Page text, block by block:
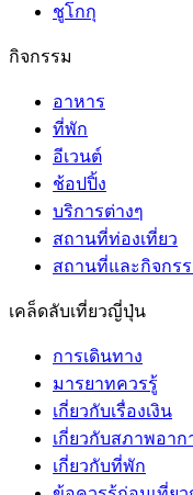
ชูโกกุ
กิจกรรม
อาหาร
ที่พัก
อีเวนต์
ช้อปปิ้ง
บริการต่างๆ
สถานที่ท่องเที่ยว
สถานที่และกิจกร
เคล็ดลับเที่ยวญี่ปุ่น
การเดินทาง
มารยาทควรรู้
เกี่ยวกับเรื่องเงิน
เกี่ยวกับสภาพอาก
เกี่ยวกับที่พัก